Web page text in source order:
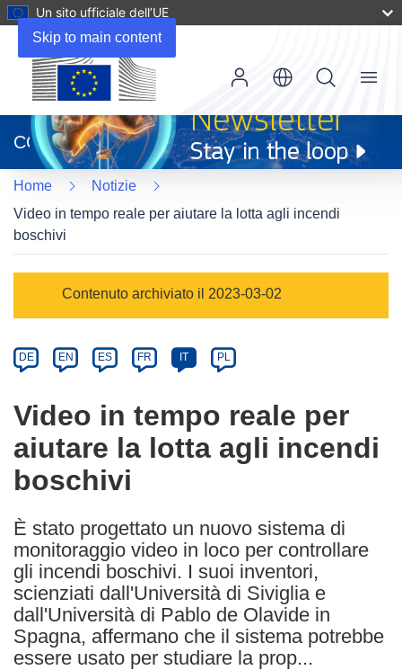
Skip to main content
Un sito ufficiale dell’UE
apre
in
una
nuova
finestra)
CORDIS
Menu
Home
Notizie
Video in tempo reale per aiutare la lotta agli incendi
boschivi
Category
Contenuto archiviato il 2023-03-02
Article
available
the
following
languages:
DE EN ES FR IT PL
Video in tempo reale per
aiutare la lotta agli incendi
boschivi
È stato progettato un nuovo sistema di
monitoraggio video in loco per controllare
gli incendi boschivi. I suoi inventori,
scienziati dall'Università di Siviglia e
dall'Università di Pablo de Olavide in
Spagna, affermano che il sistema potrebbe
essere usato per studiare la prop...